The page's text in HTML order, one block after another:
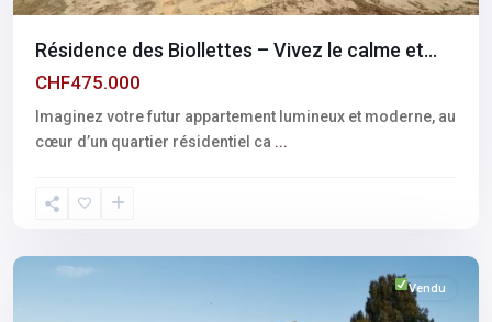
Résidence des Biollettes – Vivez le calme et...
CHF475.000
Imaginez votre futur appartement lumineux et moderne, au
cœur d’un quartier résidentiel ca ...
Fribourg
Vendu